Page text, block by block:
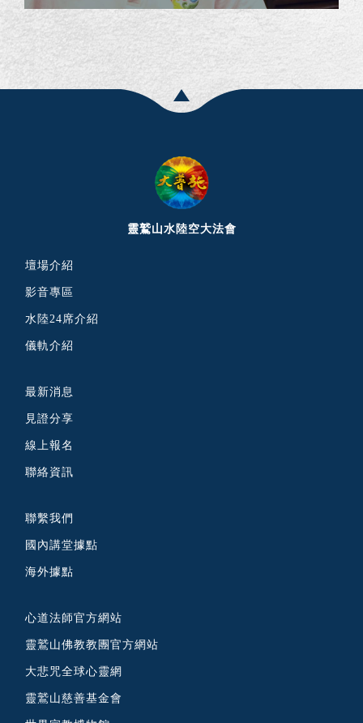
靈鷲山水陸空大法會
壇場介紹
影音專區
水陸24席介紹
儀軌介紹
最新消息
見證分享
線上報名
聯絡資訊
聯繫我們
國內講堂據點
海外據點
心道法師官方網站
靈鷲山佛教教團官方網站
大悲咒全球心靈網
靈鷲山慈善基金會